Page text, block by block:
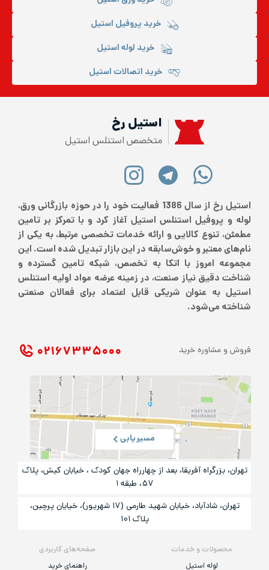
خرید پروفیل استیل
خرید لوله استیل
خرید اتصالات استیل
استیل رخ
متخصص استنلس استیل
استیل رخ از سال 1386 فعالیت خود را در حوزه بازرگانی ورق،
لوله و پروفیل استنلس استیل آغاز کرد و با تمرکز بر تامین
مطمئن، تنوع کالایی و ارائه خدمات تخصصی مرتبط، به یکی از
نام‌های معتبر و خوش‌سابقه در این بازار تبدیل شده است. این
مجموعه امروز با اتکا به تخصص، شبکه تامین گسترده و
شناخت دقیق نیاز صنعت، در زمینه عرضه مواد اولیه استنلس
استیل به عنوان شریکی قابل اعتماد برای فعالان صنعتی
شناخته می‌شود.
محصولات و خدمات
لوله استیل
صفحه‌های کاربردی
راهنمای خرید
فروش و مشاوره خرید ۰۲۱ ۶۷۳۳۵۰۰۰
مسیریابی
تهران، بزرگراه آفریقا، بعد از چهارراه جهان کودک ، خیابان کیش، پلاک
۵۷، طبقه ۱
تهران، شادآباد، خیابان شهید طارمی (۱۷ شهریور)، خیایان پرچین،
پلاک ۱۰۱